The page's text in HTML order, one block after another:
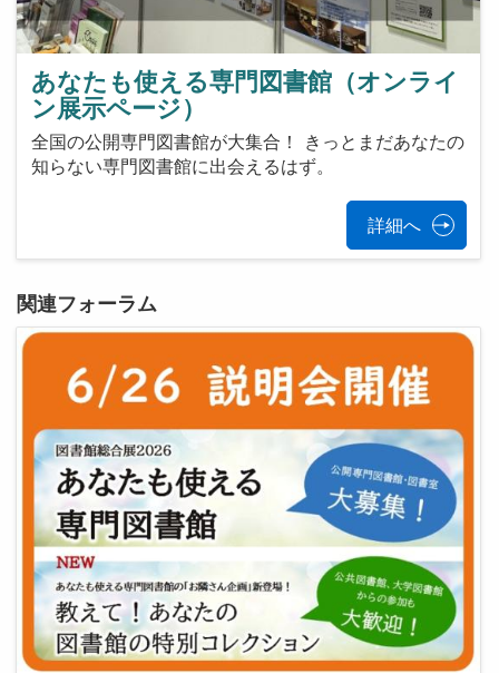
あなたも使える専門図書館（オンライ
ン展示ページ）
全国の公開専門図書館が大集合！ きっとまだあなたの
知らない専門図書館に出会えるはず。
詳細へ
関連フォーラム